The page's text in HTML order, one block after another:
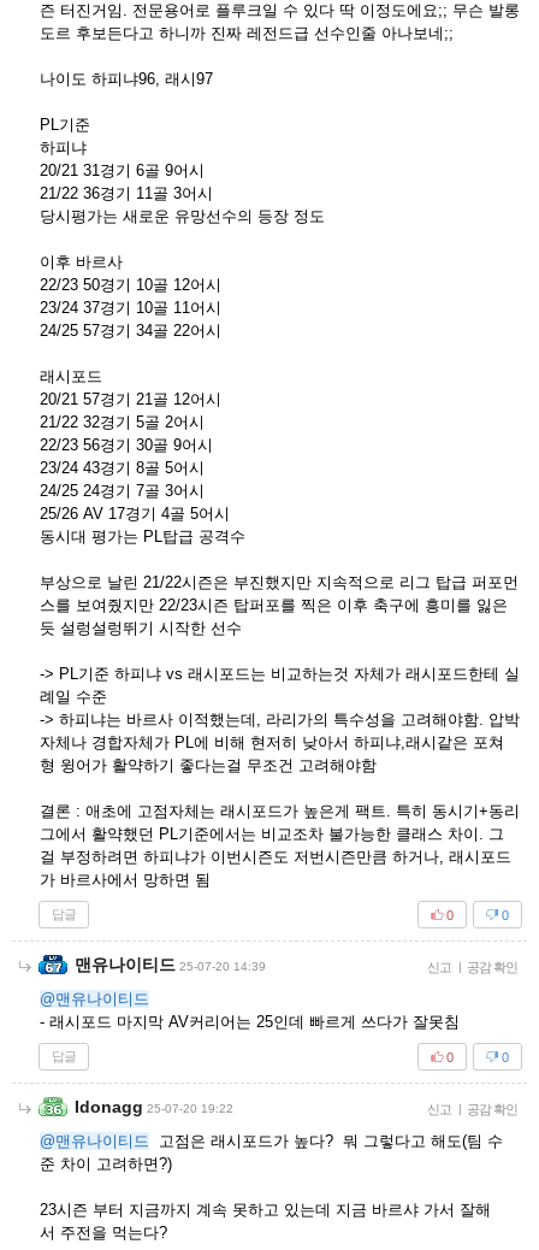
즌 터진거임. 전문용어로 플루크일 수 있다 딱 이정도에요;; 무슨 발롱
도르 후보든다고 하니까 진짜 레전드급 선수인줄 아나보네;;
나이도 하피냐96, 래시97
PL기준
하피냐
20/21 31경기 6골 9어시
21/22 36경기 11골 3어시
당시평가는 새로운 유망선수의 등장 정도
이후 바르사
22/23 50경기 10골 12어시
23/24 37경기 10골 11어시
24/25 57경기 34골 22어시
래시포드
20/21 57경기 21골 12어시
21/22 32경기 5골 2어시
22/23 56경기 30골 9어시
23/24 43경기 8골 5어시
24/25 24경기 7골 3어시
25/26 AV 17경기 4골 5어시
동시대 평가는 PL탑급 공격수
부상으로 날린 21/22시즌은 부진했지만 지속적으로 리그 탑급 퍼포먼
스를 보여줬지만 22/23시즌 탑퍼포를 찍은 이후 축구에 흥미를 잃은
듯 설렁설렁뛰기 시작한 선수
-> PL기준 하피냐 vs 래시포드는 비교하는것 자체가 래시포드한테 실
례일 수준
-> 하피냐는 바르사 이적했는데, 라리가의 특수성을 고려해야함. 압박
자체나 경합자체가 PL에 비해 현저히 낮아서 하피냐,래시같은 포쳐
형 윙어가 활약하기 좋다는걸 무조건 고려해야함
결론 : 애초에 고점자체는 래시포드가 높은게 팩트. 특히 동시기+동리
그에서 활약했던 PL기준에서는 비교조차 불가능한 클래스 차이. 그
걸 부정하려면 하피냐가 이번시즌도 저번시즌만큼 하거나, 래시포드
가 바르사에서 망하면 됨
답글 0
0
맨유나이티드 25-07-20 14:39 신고 | 공감 확인
@맨유나이티드
- 래시포드 마지막 AV커리어는 25인데 빠르게 쓰다가 잘못침
답글 0
0
Idonagg 25-07-20 19:22 신고 | 공감 확인
@맨유나이티드 고점은 래시포드가 높다? 뭐 그렇다고 해도(팀 수
준 차이 고려하면?)
23시즌 부터 지금까지 계속 못하고 있는데 지금 바르샤 가서 잘해
서 주전을 먹는다?